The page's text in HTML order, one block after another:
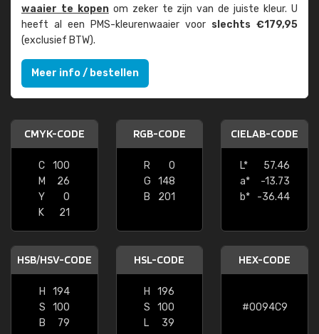
waaier te kopenom zeker te zijn van de juiste kleur. U
heeft al een PMS-kleuren­waaier voor slechts €179,95
(exclusief BTW).
Meer info / bestellen
CMYK-CODE
C
100
M
26
Y
0
K
21
RGB-CODE
R
0
G
148
B
201
CIELAB-CODE
L*
57.46
a*
-13.73
b*
-36.44
HSB/HSV-CODE
H
194
S
100
B
79
HSL-CODE
H
196
S
100
L
39
HEX-CODE
#0094C9